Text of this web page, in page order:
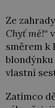
Ze
Chyť mě!“
směrem k
blondýnku
vlastní
Zatímco